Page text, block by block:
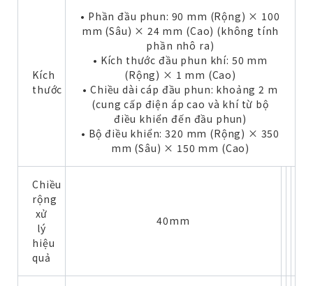
Kích
thước
• Phần đầu phun: 90 mm (Rộng) × 100
mm (Sâu) × 24 mm (Cao) (không tính
phần nhô ra)
• Kích thước đầu phun khí: 50 mm
(Rộng) × 1 mm (Cao)
• Chiều dài cáp đầu phun: khoảng 2 m
(cung cấp điện áp cao và khí từ bộ
điều khiển đến đầu phun)
• Bộ điều khiển: 320 mm (Rộng) × 350
mm (Sâu) × 150 mm (Cao)
Chiều
rộng
xử
lý
hiệu
quả
40mm